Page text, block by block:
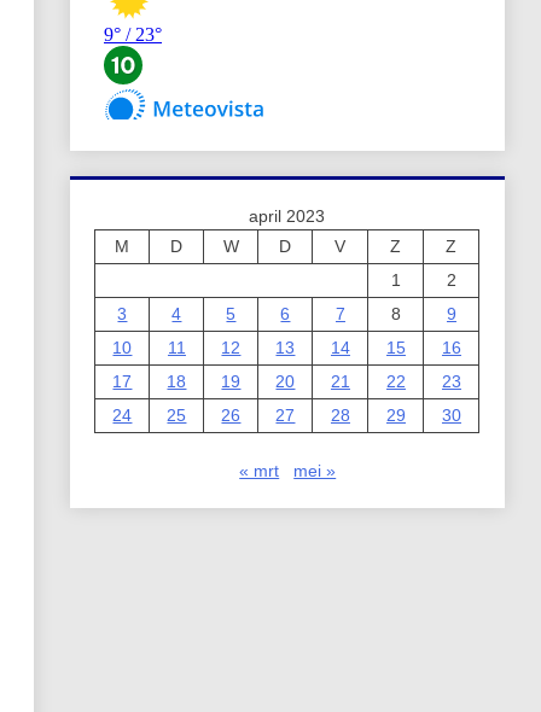
april 2023
M
D W D V Z
Z
1
2
3
4 5 6 7 8
9
10
11 12 13 14 15
16
17
18 19 20 21 22
23
24
25 26 27 28 29 30
« mrt mei »